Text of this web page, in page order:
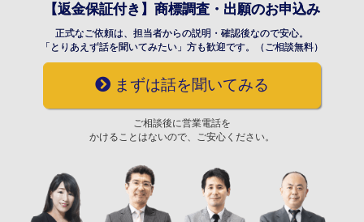
【返金保証付き】商標調査・出願のお申込み
正式なご依頼は、担当者からの説明・確認後なので安心。
「とりあえず話を聞いてみたい」方も歓迎です。（ご相談無料）
まずは話を聞いてみる
ご相談後に営業電話を
かけることはないので、ご安心ください。